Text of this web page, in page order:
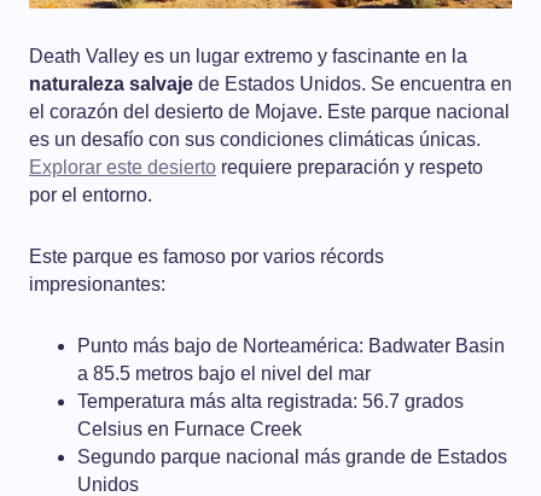
Death Valley es un lugar extremo y fascinante en la
naturaleza salvaje de Estados Unidos. Se encuentra en
el corazón del desierto de Mojave. Este parque nacional
es un desafío con sus condiciones climáticas únicas.
Explorar este desierto requiere preparación y respeto
por el entorno.
Este parque es famoso por varios récords
impresionantes:
Punto más bajo de Norteamérica: Badwater Basin
a 85.5 metros bajo el nivel del mar
Temperatura más alta registrada: 56.7 grados
Celsius en Furnace Creek
Segundo parque nacional más grande de Estados
Unidos